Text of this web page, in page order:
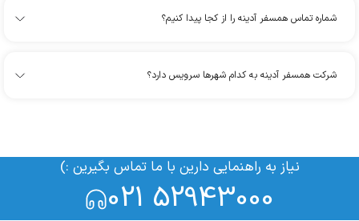
شماره تماس همسفر آدینه را از کجا پیدا کنیم؟
شرکت همسفر آدینه به کدام شهرها سرویس دارد؟
نیاز به راهنمایی دارین با ما تماس بگیرین :)
021 52943000